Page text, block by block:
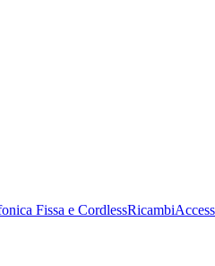
Fissa e CordlessRicambi